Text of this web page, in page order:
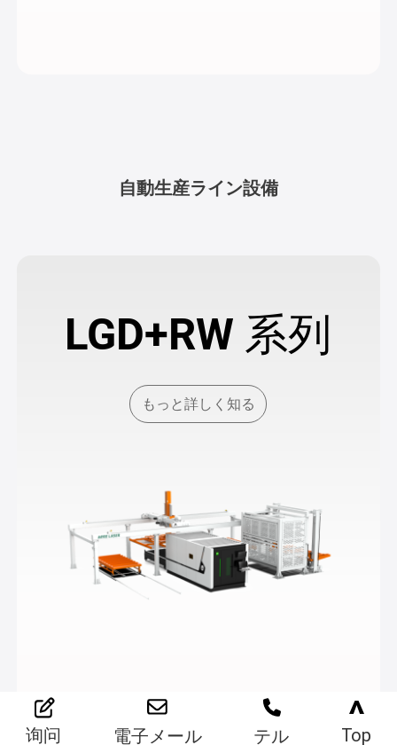
询问 電子メール テル
>
Top
自動生産ライン設備
LGD+RW 系列
もっと詳しく知る